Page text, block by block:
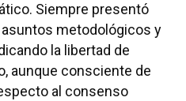
Siempre presentó
metodológicos y
la libertad de
aunque consciente de
al consenso